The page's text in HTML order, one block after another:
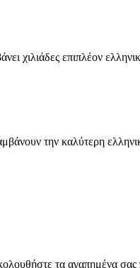
χιλιάδες επιπλέον
την καλύτερη
τα αγαπημένα σας